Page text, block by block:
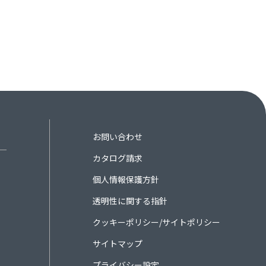
お問い合わせ
カタログ請求
個人情報保護方針
透明性に関する指針
クッキーポリシー/サイトポリシー
サイトマップ